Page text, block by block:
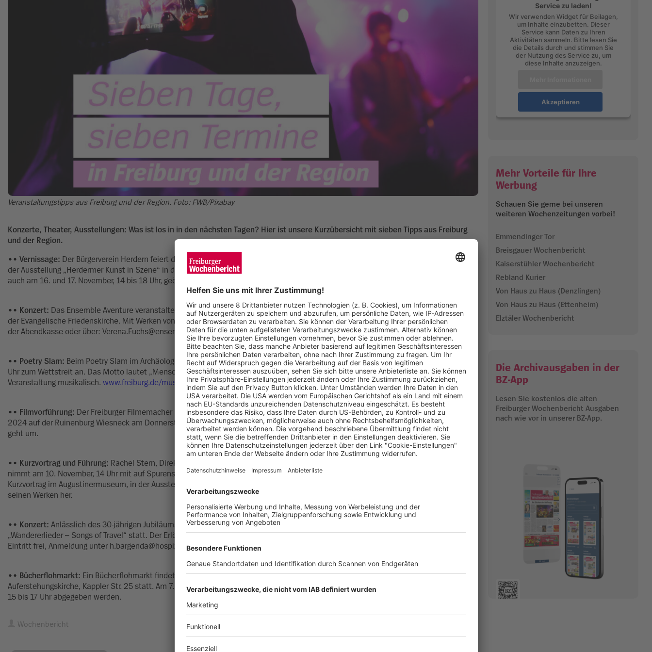
Veranstaltungstipps aus Freiburg und der Region. Foto: FWB/Pixabay
Konzerte, Theater, Ausstellungen: Was ist los in in den nächsten Tagen? Hier ist unsere Kurzübersicht mit sieben Tipps aus Freiburg
und der Region.
•• Vernissage: Der Bürgerverein Herdern feiert dieses Jahr sein 125-jähriges Bestehen und lädt am 15. November, 20 Uhr, zur Vernissage
der Ausstellung „Herdermer Kunst in Szene“ in die Aula der Weiherhofschulen, Schlüsselstraße 5 ein. Eintritt frei. Die Ausstellung ist
auch am 16. und 17. November, 14 bis 18 Uhr, geöffnet.
•• Konzert: Das Ensemble Aventure veranstaltet am 10. November, 18 Uhr, das Konzert „Pro Defunctis: Klänge von Trauer und Trost“ in
der Evangelische Friedenskirche. Mit Werken von Johannes Ockeghem, Petros Leivádas und Mathias Spahlinger. 20/12 Euro, Tickets an
der Abendkasse oder über: Verena.Fuchs@ensemble-aventure.de
•• Poetry Slam: Beim Poetry Slam im Archäologischen Museum Colombischlössle treten Poeten aus der Region am 8. November, 19
Uhr zum Wettstreit an. Das Motto lautet „Menschlichkeit – was uns bewegt!“. Moderator ist Ansgar Hufnagel, Dave Kraus begleitet die
Veranstaltung musikalisch. www.freiburg.de/museen-tickets.
•• Filmvorführung: Der Freiburger Filmemacher Bodo Kaiser zeigt eine Rohfassung seines Filmes vom 1. Minnesangfest im Frühjahr
2024 auf der Ruinenburg Wiesneck am Donnerstag, 7. November, 20.15 Uhr in der Ebneter Schlosskapelle, Eintritt frei, der Spendenhut
geht um.
•• Kurzvortrag und Führung: Rachel Stern, Direktorin und CEO der Fritz Ascher Society for Persecuted, Ostracized and Banned Art,
nimmt am 10. November, 14 Uhr mit auf Spurensuche zum Wirken des Expressionisten Fritz Ascher in Berlin. Den Auftakt bildet ein
Kurzvortrag im Augustinermuseum, in der Ausstellung „Liebe und Verrat“ im Haus der Graphischen Sammlung stellt sie den Bezug zu
seinen Werken her.
•• Konzert: Anlässlich des 30-jährigen Jubiläums der Opera Factory Freiburg findet am 15. November, 20 Uhr, das Benefizkonzert
„Wandererlieder – Songs of Travel“ statt. Der Erlös geht an den Verein „Alles ist anders“ (Angebote für trauernde Kinder/Jugendliche).
Eintritt frei, Anmeldung unter h.bargenda@hospizgruppe-freiburg.de.
•• Bücherflohmarkt: Ein Bücherflohmarkt findet am 9. November von 9 bis 18 Uhr in Littenweiler im Gemeindesaal der
Auferstehungskirche, Kappler Str. 25 statt. Am 7. November und 8. November können gut erhaltene Bücher zwischen 10 bis 12 Uhr und
15 bis 17 Uhr abgegeben werden.
Wochenbericht
Service zu laden!
Wir verwenden Widget für Beilagen,
um Inhalte einzubetten. Dieser
Service kann Daten zu Ihren
Aktivitäten sammeln. Bitte lesen Sie
die Details durch und stimmen Sie
der Nutzung des Service zu, um
diese Inhalte anzuzeigen.
Akzeptieren
Mehr Vorteile für Ihre
Werbung
Schauen Sie gerne bei unseren
weiteren Wochenzeitungen vorbei!
Emmendinger Tor
Breisgauer Wochenbericht
Kaiserstühler Wochenbericht
Rebland Kurier
Von Haus zu Haus (Denzlingen)
Von Haus zu Haus (Ettenheim)
Elztäler Wochenbericht
Die Archivausgaben in der
BZ-App
Lesen Sie kostenlos die alten
Freiburger Wochenbericht Ausgaben
nach wie vor in unserer BZ-App.